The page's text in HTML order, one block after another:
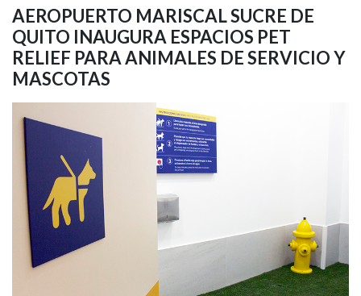
AEROPUERTO MARISCAL SUCRE DE
QUITO INAUGURA ESPACIOS PET
RELIEF PARA ANIMALES DE SERVICIO Y
MASCOTAS